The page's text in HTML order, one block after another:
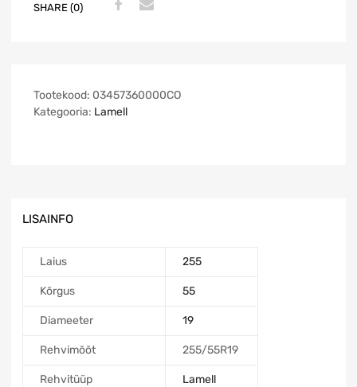
SHARE (0)
Tootekood: 03457360000CO
Kategooria: Lamell
LISAINFO
Laius 255
Kõrgus 55
Diameeter 19
Rehvimõõt 255/55R19
Rehvitüüp Lamell